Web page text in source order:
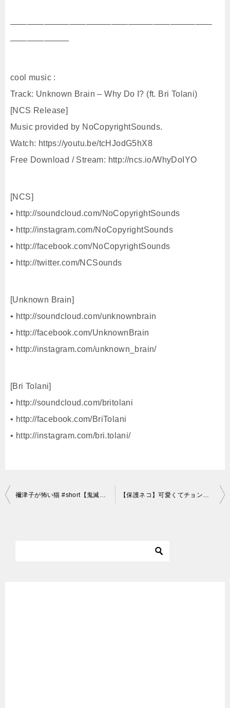
————————————————————————
———————
cool music :
Track: Unknown Brain – Why Do I? (ft. Bri Tolani)
[NCS Release]
Music provided by NoCopyrightSounds.
Watch: https://youtu.be/tcHJodG5hX8
Free Download / Stream: http://ncs.io/WhyDoIYO
[NCS]
• http://soundcloud.com/NoCopyrightSounds
• http://instagram.com/NoCopyrightSounds
• http://facebook.com/NoCopyrightSounds
• http://twitter.com/NCSounds
[Unknown Brain]
• http://soundcloud.com/unknownbrain
• http://facebook.com/UnknownBrain
• http://instagram.com/unknown_brain/
[Bri Tolani]
• http://soundcloud.com/britolani
• http://facebook.com/BriTolani
• http://instagram.com/bri.tolani/
投
禰津子が怖い猫 #short【鬼滅の刃】Cat that is scared of Nezuko 【保護ネコ】可愛くてチョンチョンしたくなるモフモフ子猫がコチラです…笑【Cute Kittens】